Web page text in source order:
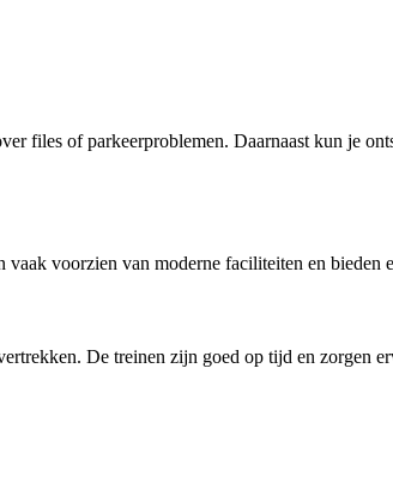
files of parkeerproblemen. Daarnaast kun je
voorzien van moderne faciliteiten en bieden
De treinen zijn goed op tijd en zorgen